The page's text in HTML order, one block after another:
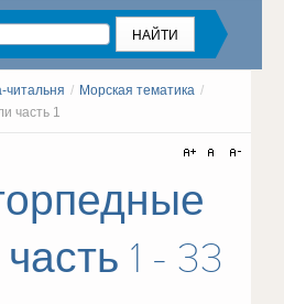
читальня / Морская тематика /
часть 1
1 - 33